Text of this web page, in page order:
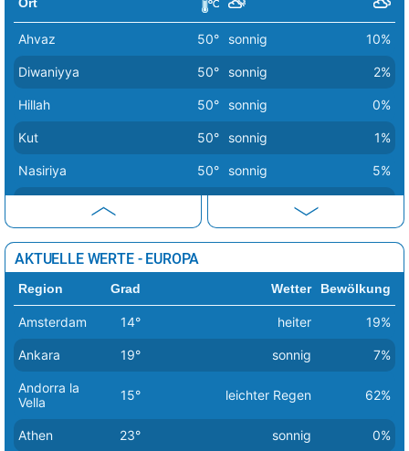
Ahvaz 50° sonnig 10%
Diwaniyya 50° sonnig 2%
Hillah 50° sonnig 0%
Kut 50° sonnig 1%
Nasiriya 50° sonnig 5%
Abadan 49° sonnig 6%
Bagdad 49° sonnig 1%
AKTUELLE WERTE - EUROPA
Region Grad Wetter Bewölkung
Amsterdam 14° heiter 19%
Ankara 19° sonnig 7%
Andorra la
Vella
15° leichter Regen 62%
Athen 23° sonnig 0%